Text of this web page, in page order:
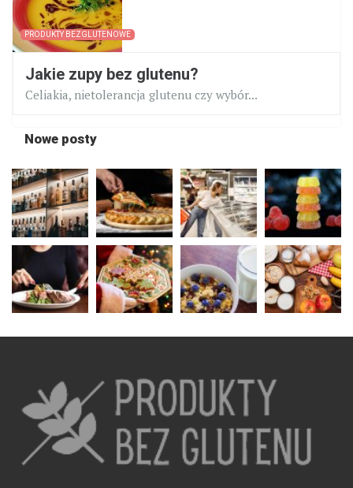
PRODUKTY BEZGLUTENOWE
Jakie zupy bez glutenu?
Celiakia, nietolerancja glutenu czy wybór...
Nowe posty